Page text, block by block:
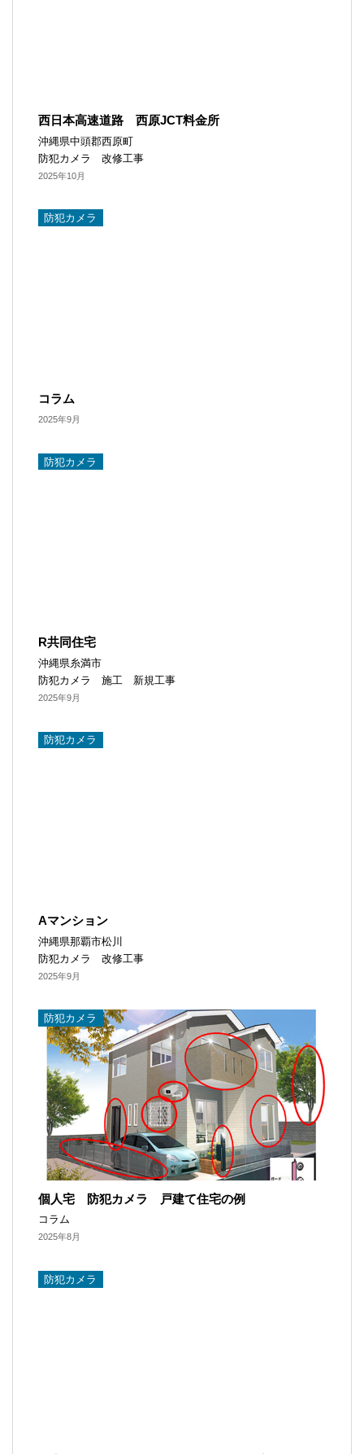
西日本高速道路 西原JCT料金所
沖縄県中頭郡西原町
防犯カメラ 改修工事
2025年10月
防犯カメラ​
コラム
2025年9月
防犯カメラ​
R共同住宅
沖縄県糸満市
防犯カメラ 施工 新規工事
2025年9月
防犯カメラ​
Aマンション
沖縄県那覇市松川
防犯カメラ 改修工事
2025年9月
防犯カメラ​
個人宅 防犯カメラ 戸建て住宅の例
コラム
2025年8月
防犯カメラ​